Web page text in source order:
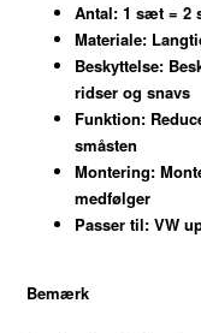
Antal: 1 sæt = 2
Materiale:
Beskyttelse:
ridser og snavs
Funktion:
småsten
Montering:
medfølger
Passer til: VW
Bemærk